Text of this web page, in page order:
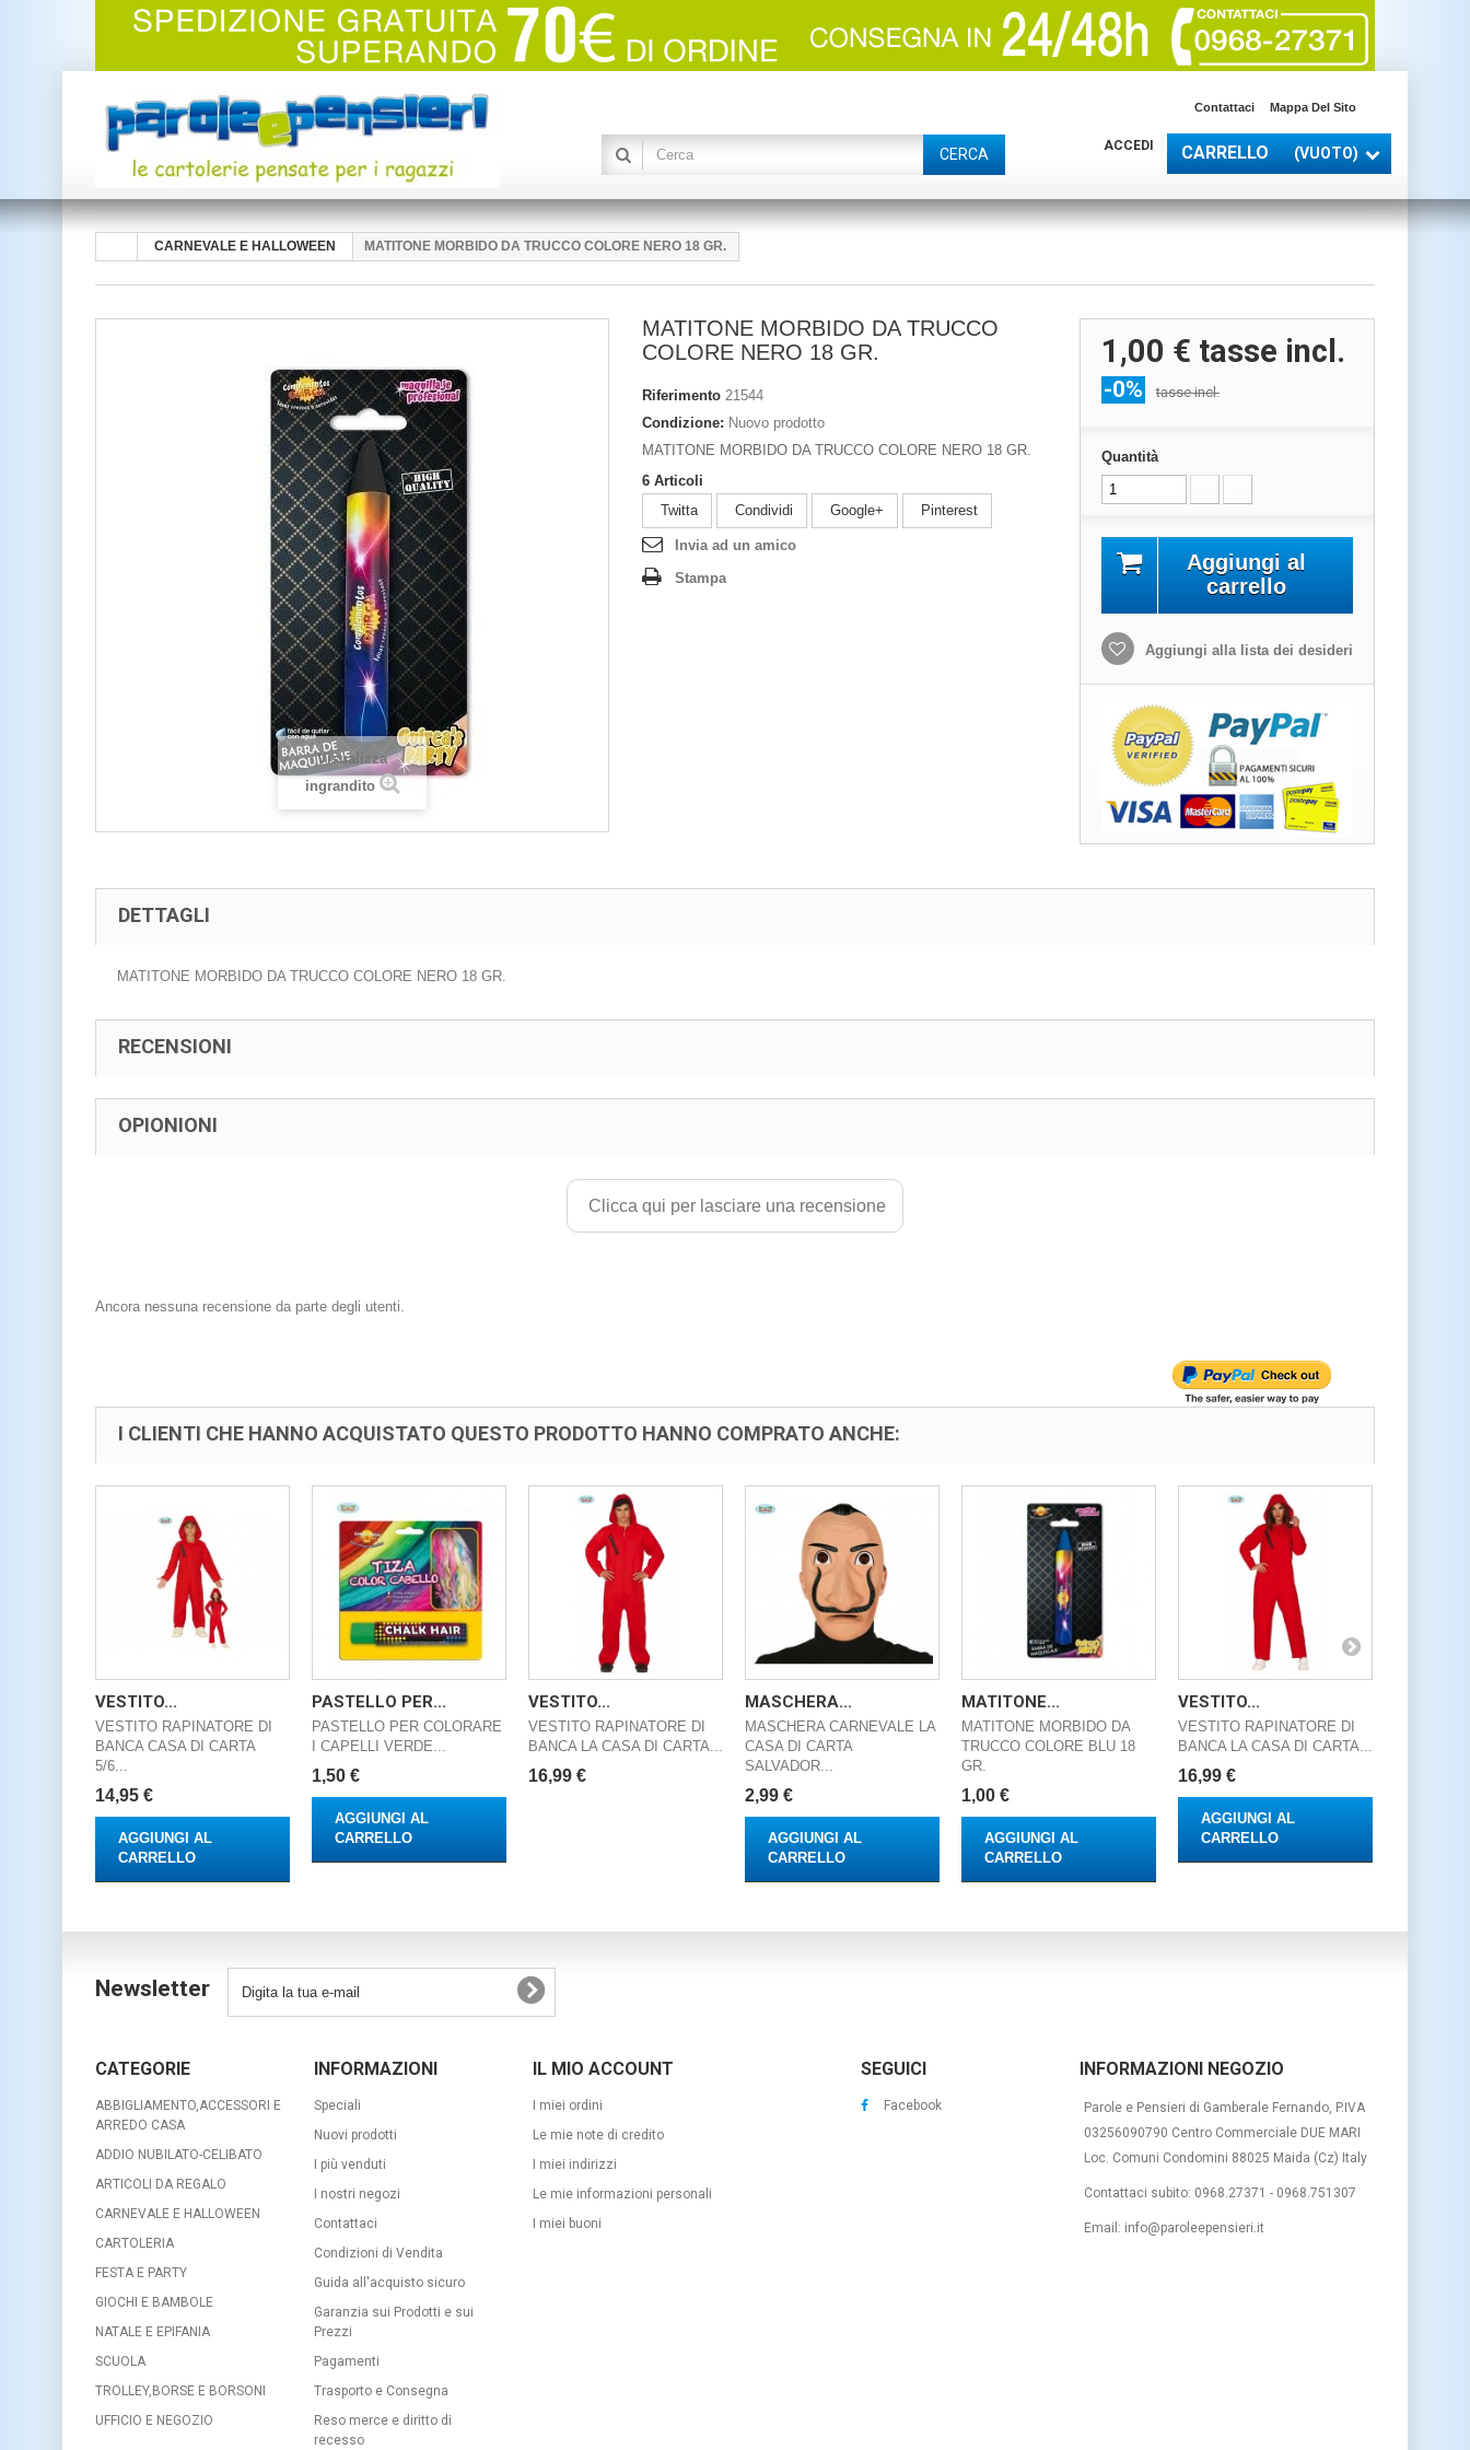
Contattaci Mappa Del Sito
CARRELLO (VUOTO)
ACCEDI
CERCA
CARNEVALE E HALLOWEEN MATITONE MORBIDO DA TRUCCO COLORE NERO 18 GR.
Visualizza
ingrandito
MATITONE MORBIDO DA TRUCCO
COLORE NERO 18 GR.
Riferimento 21544
Condizione: Nuovo prodotto
MATITONE MORBIDO DA TRUCCO COLORE NERO 18 GR.
6 Articoli
Twitta
Condividi Google+ Pinterest
Invia ad un amico
Stampa
1,00 € tasse incl.
-0% tasse incl.
Quantità
Aggiungi al
carrello
Aggiungi alla lista dei desideri
DETTAGLI
MATITONE MORBIDO DA TRUCCO COLORE NERO 18 GR.
RECENSIONI
OPIONIONI
Clicca qui per lasciare una recensione
Ancora nessuna recensione da parte degli utenti.
I CLIENTI CHE HANNO ACQUISTATO QUESTO PRODOTTO HANNO COMPRATO ANCHE:
VESTITO...
VESTITO RAPINATORE DI
BANCA CASA DI CARTA
5/6...
14,95 €
AGGIUNGI AL
CARRELLO
PASTELLO PER...
PASTELLO PER COLORARE
I CAPELLI VERDE...
1,50 €
AGGIUNGI AL
CARRELLO
VESTITO...
VESTITO RAPINATORE DI
BANCA LA CASA DI CARTA...
16,99 €
MASCHERA...
MASCHERA CARNEVALE LA
CASA DI CARTA
SALVADOR...
2,99 €
AGGIUNGI AL
CARRELLO
MATITONE...
MATITONE MORBIDO DA
TRUCCO COLORE BLU 18
GR.
1,00 €
AGGIUNGI AL
CARRELLO
VESTITO...
VESTITO RAPINATORE DI
BANCA LA CASA DI CARTA...
16,99 €
AGGIUNGI AL
CARRELLO
Newsletter
CATEGORIE
ABBIGLIAMENTO,ACCESSORI E
ARREDO CASA
ADDIO NUBILATO-CELIBATO
ARTICOLI DA REGALO
CARNEVALE E HALLOWEEN
CARTOLERIA
FESTA E PARTY
GIOCHI E BAMBOLE
NATALE E EPIFANIA
SCUOLA
TROLLEY,BORSE E BORSONI
UFFICIO E NEGOZIO
INFORMAZIONI
Speciali
Nuovi prodotti
I più venduti
I nostri negozi
Contattaci
Condizioni di Vendita
Guida all'acquisto sicuro
Garanzia sui Prodotti e sui
Prezzi
Pagamenti
Trasporto e Consegna
Reso merce e diritto di
recesso
IL MIO ACCOUNT
I miei ordini
Le mie note di credito
I miei indirizzi
Le mie informazioni personali
I miei buoni
SEGUICI
Facebook
INFORMAZIONI NEGOZIO
Parole e Pensieri di Gamberale Fernando, P.IVA
03256090790 Centro Commerciale DUE MARI
Loc. Comuni Condomini 88025 Maida (Cz) Italy
Contattaci subito: 0968.27371 - 0968.751307
Email: info@paroleepensieri.it